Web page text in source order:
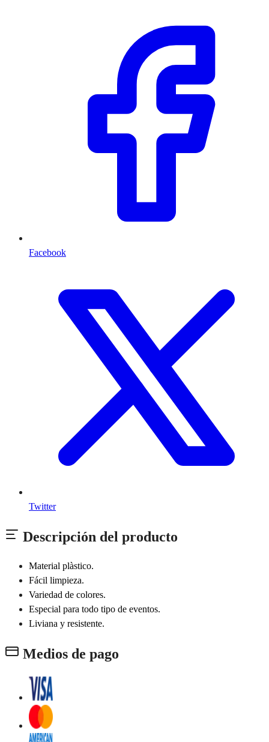
Facebook
Twitter
Descripción del producto
Material plàstico.
Fácil limpieza.
Variedad de colores.
Especial para todo tipo de eventos.
Liviana y resistente.
Medios de pago